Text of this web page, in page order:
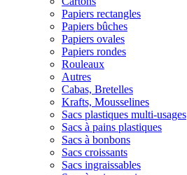
Papiers rectangles
Papiers bûches
Papiers ovales
Papiers rondes
Rouleaux
Autres
Cabas, Bretelles
Krafts, Mousselines
Sacs plastiques multi-usages
Sacs à pains plastiques
Sacs à bonbons
Sacs croissants
Sacs ingraissables